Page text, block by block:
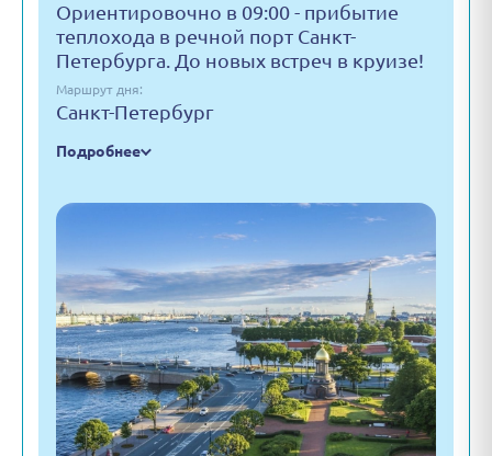
Ориентировочно в 09:00 - прибытие
теплохода в речной порт Санкт-
Петербурга. До новых встреч в круизе!
Маршрут дня:
Санкт-Петербург
Подробнее